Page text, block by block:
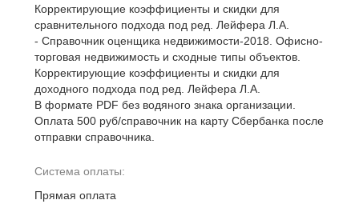
Корректирующие коэффициенты и скидки для
сравнительного подхода под ред. Лейфера Л.А.
- Справочник оценщика недвижимости-2018. Офисно-
торговая недвижимость и сходные типы объектов.
Корректирующие коэффициенты и скидки для
доходного подхода под ред. Лейфера Л.А.
В формате PDF без водяного знака организации.
Оплата 500 руб/справочник на карту Сбербанка после
отправки справочника.
Система оплаты:
Прямая оплата